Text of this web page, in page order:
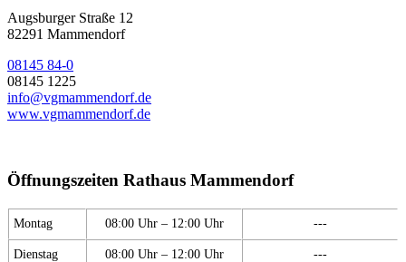
Augsburger Straße 12
82291 Mammendorf
08145 84-0
08145 1225
info@vgmammendorf.de
www.vgmammendorf.de
Öffnungszeiten Rathaus Mammendorf
Montag 08:00 Uhr – 12:00 Uhr ---
Dienstag 08:00 Uhr – 12:00 Uhr ---